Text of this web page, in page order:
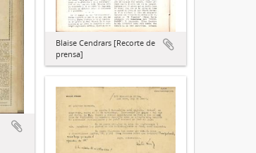
Blaise Cendrars [Recorte de
prensa]